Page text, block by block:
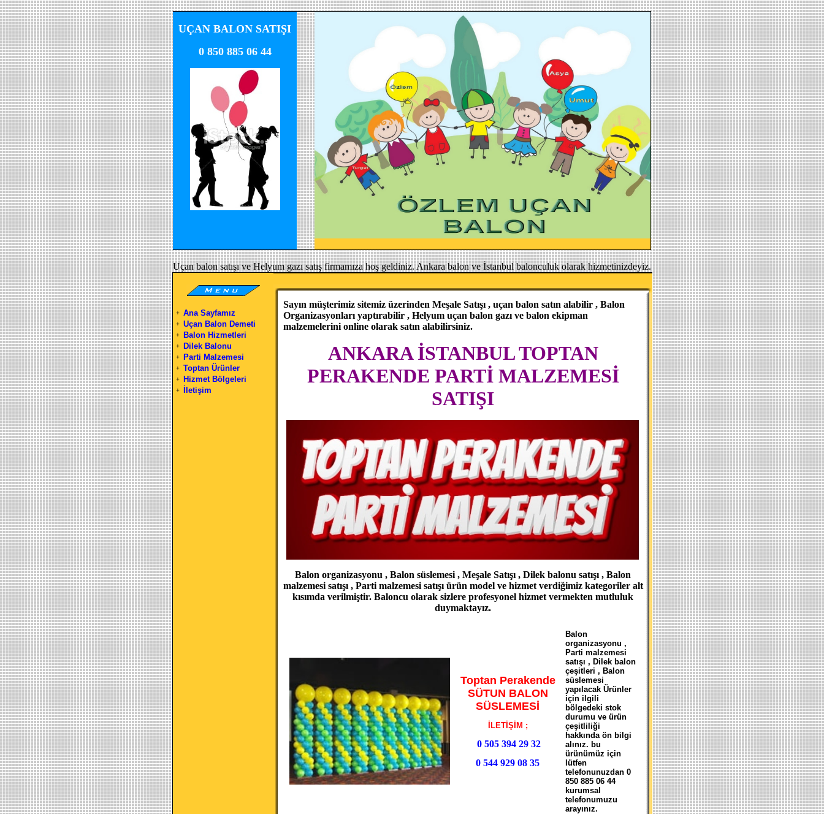
UÇAN BALON SATIŞI
0 850 885 06 44
Uçan balon satışı ve Helyum gazı satış firmamıza hoş geldiniz. Ankara balon ve İstanbul balonculuk olarak hizmetinizdeyiz.
+ Ana Sayfamız
+ Uçan Balon Demeti
+ Balon Hizmetleri
+ Dilek Balonu
+ Parti Malzemesi
+ Toptan Ürünler
+ Hizmet Bölgeleri
+ İletişim
Sayın müşterimiz sitemiz üzerinden Meşale Satışı , uçan balon satın alabilir , Balon
Organizasyonları yaptırabilir , Helyum uçan balon gazı ve balon ekipman
malzemelerini online olarak satın alabilirsiniz.
ANKARA İSTANBUL TOPTAN
PERAKENDE PARTİ MALZEMESİ
SATIŞI
Balon organizasyonu , Balon süslemesi , Meşale Satışı , Dilek balonu satışı , Balon
malzemesi satışı , Parti malzemesi satışı ürün model ve hizmet verdiğimiz kategoriler alt
kısımda verilmiştir. Baloncu olarak sizlere profesyonel hizmet vermekten mutluluk
duymaktayız.
Toptan Perakende
SÜTUN BALON
SÜSLEMESİ
İLETİŞİM ;
0 505 394 29 32
0 544 929 08 35
Balon
organizasyonu ,
Parti malzemesi
satışı , Dilek balon
çeşitleri , Balon
süslemesi
yapılacak Ürünler
için ilgili
bölgedeki stok
durumu ve ürün
çeşitliliği
hakkında ön bilgi
alınız. bu
ürünümüz için
lütfen
telefonunuzdan 0
850 885 06 44
kurumsal
telefonumuzu
arayınız.